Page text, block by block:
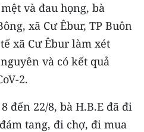
và đau họng, bà
xã Cư Êbur, TP Buôn
xã Cư Êbur làm xét
và có kết quả
2.
đến 22/8, bà H.B.E đã đi
tang, đi chợ, đi mua